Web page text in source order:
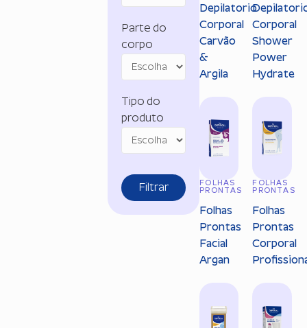
Parte do
corpo
Tipo do
produto
Filtrar
Depilatorio
Corporal
Carvão
&
Argila
Corporal
Shower
Power
Hydrate
FOLHAS
PRONTAS
Folhas
Prontas
Facial
Argan
FOLHAS
PRONTAS
Folhas
Prontas
Corporal